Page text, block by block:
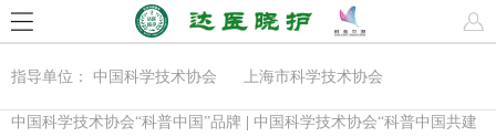
指导单位： 中国科学技术协会 上海市科学技术协会
中国科学技术协会“科普中国”品牌
中国科学技术协会“科普中国共建